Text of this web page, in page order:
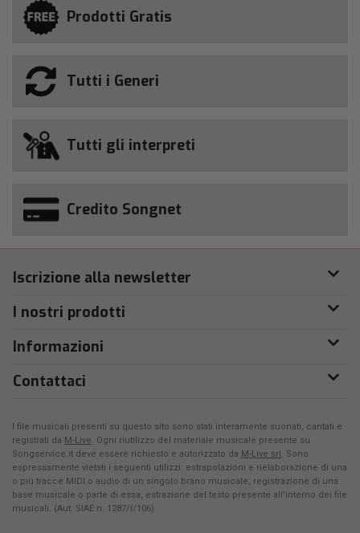
Prodotti Gratis
Tutti i Generi
Tutti gli interpreti
Credito Songnet
Iscrizione alla newsletter
I nostri prodotti
Informazioni
Contattaci
I file musicali presenti su questo sito sono stati interamente suonati, cantati e
registrati da M-Live. Ogni riutilizzo del materiale musicale presente su
Songservice.it deve essere richiesto e autorizzato da M-Live srl. Sono
espressamente vietati i seguenti utilizzi: estrapolazioni e rielaborazione di una
o più tracce MIDI o audio di un singolo brano musicale, registrazione di una
base musicale o parte di essa, estrazione del testo presente all'interno dei file
musicali. (Aut. SIAE n. 1287/I/106)